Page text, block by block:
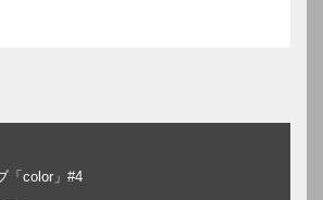
「color」#4